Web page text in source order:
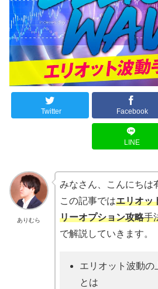
Twitter Facebook
LINE
ありむら
みなさん、こんにちは
この記事ではエリオッ
リーオプション攻略手
で解説していきます。
エリオット波動の
とは